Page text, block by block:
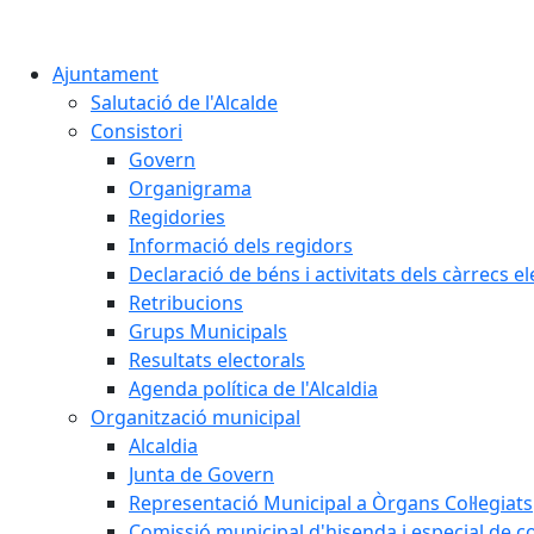
Ajuntament
Salutació de l'Alcalde
Consistori
Govern
Organigrama
Regidories
Informació dels regidors
Declaració de béns i activitats dels càrrecs
Retribucions
Grups Municipals
Resultats electorals
Agenda política de l'Alcaldia
Organització municipal
Alcaldia
Junta de Govern
Representació Municipal a Òrgans Col·legiats